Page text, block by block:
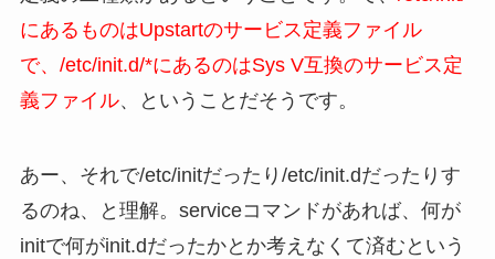
にあるものはUpstartのサービス定義ファイル
で、/etc/init.d/*にあるのはSys V互換のサービス定
義ファイル、ということだそうです。
あー、それで/etc/initだったり/etc/init.dだったりす
るのね、と理解。serviceコマンドがあれば、何が
initで何がinit.dだったかとか考えなくて済むという